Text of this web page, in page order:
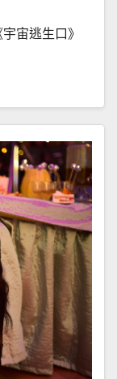
宙逃生口》